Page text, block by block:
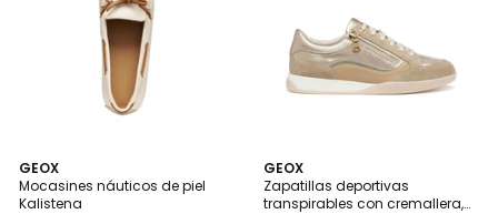
GEOX
Mocasines náuticos de piel
Kalistena
4
/
5
2
Colores
GEOX
Zapatillas deportivas
transpirables con cremallera,